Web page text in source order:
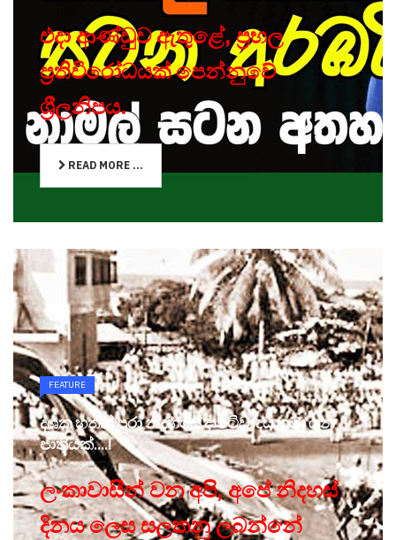
එදා ආණ්ඩුව ඇතුළේ, ප්‍රභල
ප්‍රතිවිරෝධයක් පෙන්නුවේ
ශ්‍රීලනිපය.
READ MORE ...
FEATURE
දශක හතක් පුරා නිදහසේ දෘෂ්ටිවාදය හඹා යන
ජාතියක්....!
ලංකාවාසීන් වන අපි, අපේ නිදහස්
දිනය ලෙස සලකනු ලබන්නේ